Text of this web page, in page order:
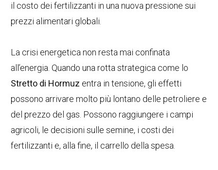
il costo dei fertilizzanti in una nuova pressione sui
prezzi alimentari globali.
La crisi energetica non resta mai confinata
all’energia. Quando una rotta strategica come lo
Stretto di Hormuz entra in tensione, gli effetti
possono arrivare molto più lontano delle petroliere e
del prezzo del gas. Possono raggiungere i campi
agricoli, le decisioni sulle semine, i costi dei
fertilizzanti e, alla fine, il carrello della spesa.